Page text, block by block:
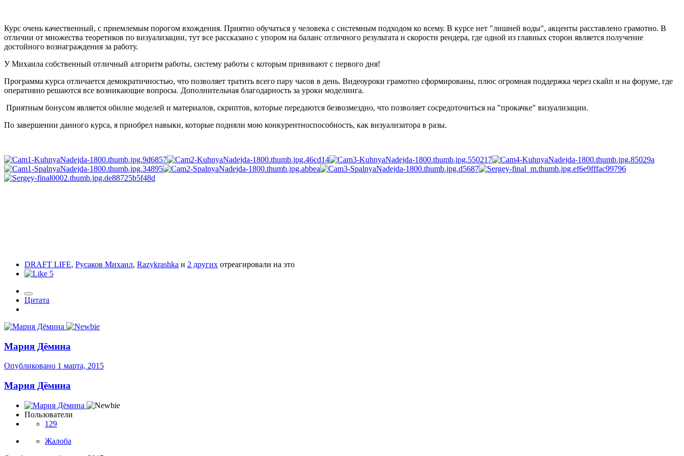
Курс очень качественный, с приемлемым порогом вхождения. Приятно обучаться у человека с системным подходом ко всему. В курсе нет "лишней воды", акценты расставлено грамотно. В
отличии от множества теоретиков по визуализации, тут все рассказано с упором на баланс отличного результата и скорости рендера, где одной из главных сторон является получение
достойного вознаграждения за работу.
У Михаила собственный отличный алгоритм работы, систему работы с которым прививают с первого дня!
Программа курса отличается демократичностью, что позволяет тратить всего пару часов в день. Видеоуроки грамотно сформированы, плюс огромная поддержка через скайп и на форуме, где
оперативно решаются все возникающие вопросы. Дополнительная благодарность за уроки моделинга.
Приятным бонусом является обилие моделей и материалов, скриптов, которые передаются безвозмездно, что позволяет сосредоточиться на "прокачке" визуализации.
По завершении данного курса, я приобрел навыки, которые подняли мою конкурентноспособность, как визуализатора в разы.
DRAFT LIFE, Русаков Михаил, Razykrashka и 2 других отреагировали на это
5
Цитата
Мария Дёмина
Опубликовано 1 марта, 2015
Мария Дёмина
Пользователи
129
Жалоба